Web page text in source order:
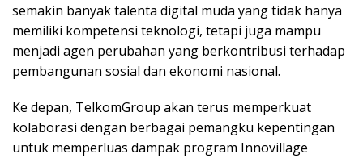
semakin banyak talenta digital muda yang tidak hanya
memiliki kompetensi teknologi, tetapi juga mampu
menjadi agen perubahan yang berkontribusi terhadap
pembangunan sosial dan ekonomi nasional.
Ke depan, TelkomGroup akan terus memperkuat
kolaborasi dengan berbagai pemangku kepentingan
untuk memperluas dampak program Innovillage